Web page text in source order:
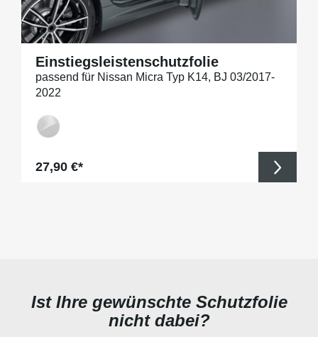
Einstiegsleistenschutzfolie
passend für Nissan Micra Typ K14, BJ 03/2017-
2022
Regulärer Preis:
27,90 €*
Ist Ihre gewünschte Schutzfolie
nicht dabei?